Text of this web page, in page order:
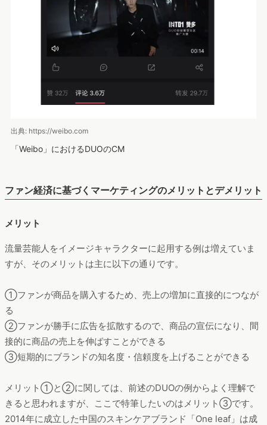
出典: https://weibo.com
「Weibo」におけるDUOのCM
ファン経済に基づくマーケティングのメリットとデメリット
メリット
流量芸能人をイメージキャラクターに起用する例は増えていま
すが、そのメリットは主に以下の通りです。
①ファンが商品を購入するため、売上の増加に直接的につなが
る
②ファンが勝手に広告を拡散するので、商品の宣伝になり、間
接的に商品の売上を伸ばすことができる
③短期的にブランドの知名度・信頼度を上げることができる
メリット①と②に関しては、前述のDUOの例からよく理解で
きると思われますが、ここで特筆したいのはメリット③です。
2014年に成立した中国のスキンケアブランド「One leaf」は成